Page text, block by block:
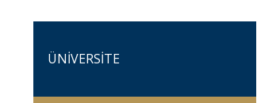
ÜNİVERSİTE